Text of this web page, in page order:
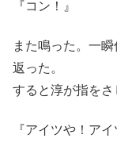
『コン！』
また鳴った。一
返った。
すると淳が指をさ
『アイツや！ア